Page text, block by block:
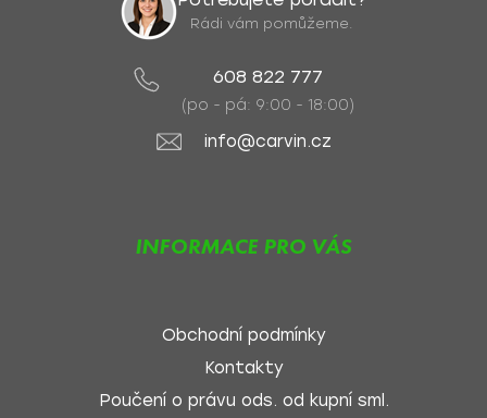
Rádi vám pomůžeme.
608 822 777
(po - pá: 9:00 - 18:00)
info@carvin.cz
INFORMACE PRO VÁS
Obchodní podmínky
Kontakty
Poučení o právu ods. od kupní sml.